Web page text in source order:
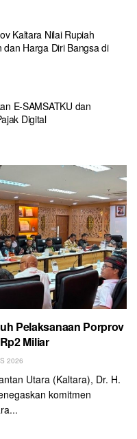
Kaltara Nilai Rupiah
Harga Diri Bangsa di
E-SAMSATKU dan
Digital
Pelaksanaan Porprov
Miliar
2026
Utara (Kaltara), Dr. H.
komitmen